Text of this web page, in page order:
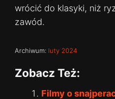
wrócić do klasyki, niż
zawód.
Archiwum: luty 2024
Zobacz Też:
Filmy o